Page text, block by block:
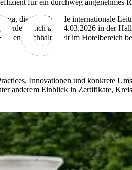
die als führende internationale
findet gleich am 14.03.2026 in der
Nachhaltigkeit im Hotelbereich
Innovationen und konkrete
anderem Einblick in Zertifikate,